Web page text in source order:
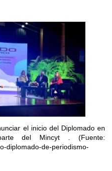
el inicio del Diplomado en
del Mincyt . (Fuente:
diplomado-de-periodismo-